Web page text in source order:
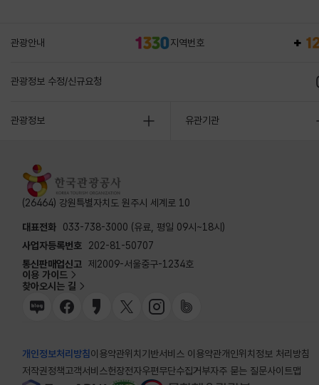
관광안내 지역번호
관광정보 수정/신규요청
관광정보 유관기관
(26464) 강원특별자치도 원주시 세계로 10
대표전화
033-738-3000 (유료, 평일 09시~18시)
사업자등록번호
202-81-50707
통신판매업신고 제2009-서울중구-1234호
이용 가이드
찾아오시는 길
개인정보처리방침이용약관위치기반서비스 이용약관개인위치정보 처리방침
저작권정책고객서비스헌장전자우편무단수집거부자주 묻는 질문사이트맵